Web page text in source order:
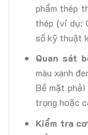
phẩm thép
thép (ví dụ:
số kỹ thuật
Quan sát
màu xanh
Bề mặt
trọng hoặc
Kiểm tra